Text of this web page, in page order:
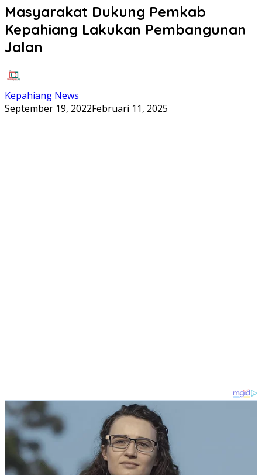
Masyarakat Dukung Pemkab
Kepahiang Lakukan Pembangunan
Jalan
Kepahiang News
September 19, 2022Februari 11, 2025